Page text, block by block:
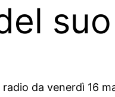
da venerdì 16